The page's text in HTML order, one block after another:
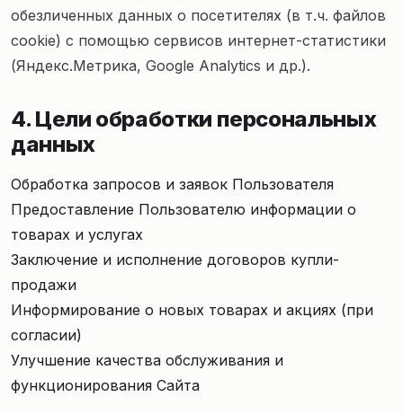
обезличенных данных о посетителях (в т.ч. файлов
cookie) с помощью сервисов интернет-статистики
(Яндекс.Метрика, Google Analytics и др.).
4. Цели обработки персональных
данных
Обработка запросов и заявок Пользователя
Предоставление Пользователю информации о
товарах и услугах
Заключение и исполнение договоров купли-
продажи
Информирование о новых товарах и акциях (при
согласии)
Улучшение качества обслуживания и
функционирования Сайта